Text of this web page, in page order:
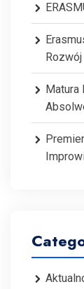
Matura